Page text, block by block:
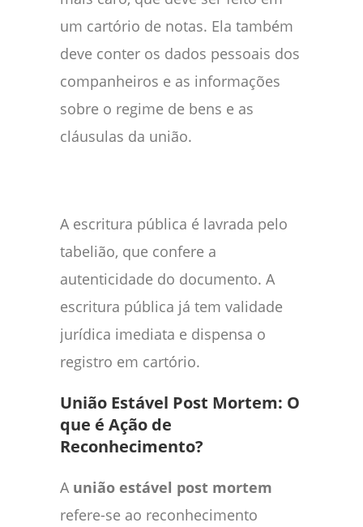
um cartório de notas. Ela também
deve conter os dados pessoais dos
companheiros e as informações
sobre o regime de bens e as
cláusulas da união.
A escritura pública é lavrada pelo
tabelião, que confere a
autenticidade do documento. A
escritura pública já tem validade
jurídica imediata e dispensa o
registro em cartório.
União Estável Post Mortem: O
que é Ação de
Reconhecimento?
A união estável post mortem
refere-se ao reconhecimento